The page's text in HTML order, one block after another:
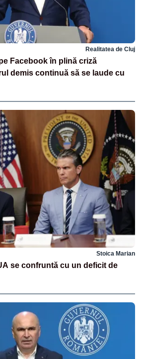
Realitatea de Cluj
Facebook în plină criză
demis continuă să se laude cu
Stoica Marian
se confruntă cu un deficit de